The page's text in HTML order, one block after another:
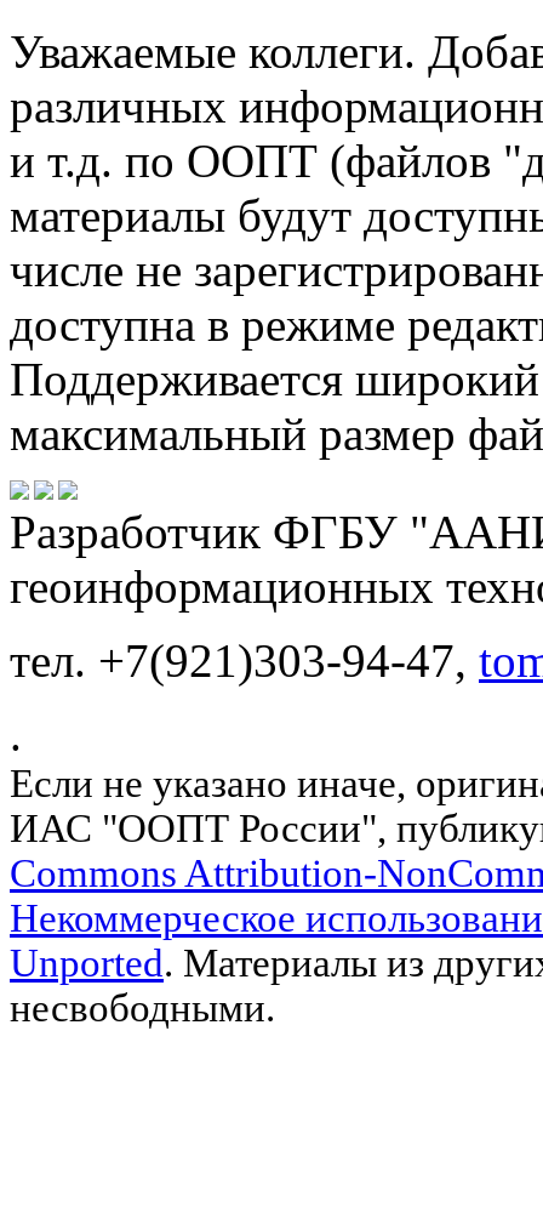
Уважаемые коллеги.
различных
и т.д. по ООПТ (файлов
материалы будут
числе не
доступна в режиме
Поддерживается
максимальный размер
Разработчик ФГБУ
геоинформационных
тел. +7(921)303-94-47,
.
Если не указано иначе,
ИАС "ООПТ России",
Commons Attribution-
Некоммерческое
Unported. Материалы из
несвободными.